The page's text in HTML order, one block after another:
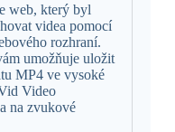
web, který byl
videa pomocí
rozhraní.
umožňuje uložit
MP4 ve vysoké
Video
na zvukové